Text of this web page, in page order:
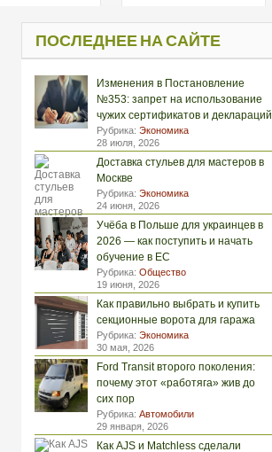
ПОСЛЕДНЕЕ НА САЙТЕ
Изменения в Постановление
№353: запрет на использование
чужих сертификатов и деклараций
Рубрика: Экономика
28 июля, 2026
Доставка стульев для мастеров в
Москве
Рубрика: Экономика
24 июня, 2026
Учёба в Польше для украинцев в
2026 — как поступить и начать
обучение в ЕС
Рубрика: Общество
19 июня, 2026
Как правильно выбрать и купить
секционные ворота для гаража
Рубрика: Экономика
30 мая, 2026
Ford Transit второго поколения:
почему этот «работяга» жив до
сих пор
Рубрика: Автомобили
29 января, 2026
Как AJS и Matchless сделали